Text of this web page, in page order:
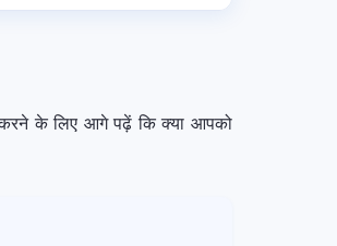
करने के लिए आगे पढ़ें कि क्या आपको